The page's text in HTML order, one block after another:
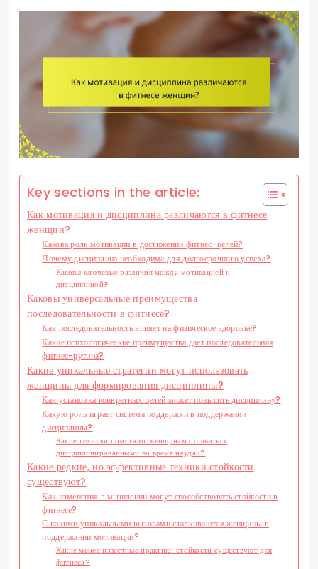
Key sections in the article:
Как мотивация и дисциплина различаются в фитнесе
женщин?
Какова роль мотивации в достижении фитнес-целей?
Почему дисциплина необходима для долгосрочного успеха?
Каковы ключевые различия между мотивацией и
дисциплиной?
Каковы универсальные преимущества
последовательности в фитнесе?
Как последовательность влияет на физическое здоровье?
Какие психологические преимущества дает последовательная
фитнес-рутина?
Какие уникальные стратегии могут использовать
женщины для формирования дисциплины?
Как установка конкретных целей может повысить дисциплину?
Какую роль играет система поддержки в поддержании
дисциплины?
Какие техники помогают женщинам оставаться
дисциплинированными во время неудач?
Какие редкие, но эффективные техники стойкости
существуют?
Как изменения в мышлении могут способствовать стойкости в
фитнесе?
С какими уникальными вызовами сталкиваются женщины в
поддержании мотивации?
Какие менее известные практики стойкости существуют для
фитнеса?